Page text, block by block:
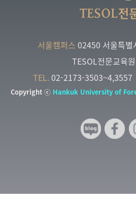
TESOL전
서울캠퍼스 02450 서울특별
TESOL전문교육
TEL. 02-2173-3503~4,3557
Copyright ⓒ Hankuk University of